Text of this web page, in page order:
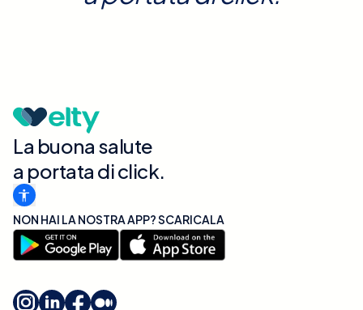
La buona salute
a portata di click.
NON HAI LA NOSTRA APP? SCARICALA